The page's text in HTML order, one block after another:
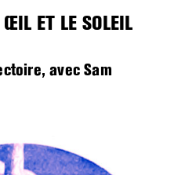
ET LE SOLEIL
avec Sam